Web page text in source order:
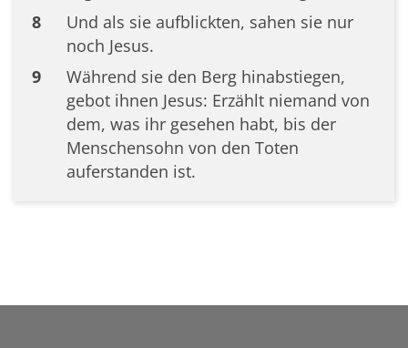
8
Und als sie aufblickten, sahen sie nur
noch Jesus.
9
Während sie den Berg hinabstiegen,
gebot ihnen Jesus: Erzählt niemand von
dem, was ihr gesehen habt, bis der
Menschensohn von den Toten
auferstanden ist.